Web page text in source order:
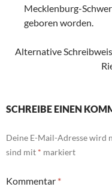
Mecklenburg-
geboren worden.
Alternative
SCHREIBE EINEN
Deine E-Mail-Adresse wird
sind mit * markiert
Kommentar *